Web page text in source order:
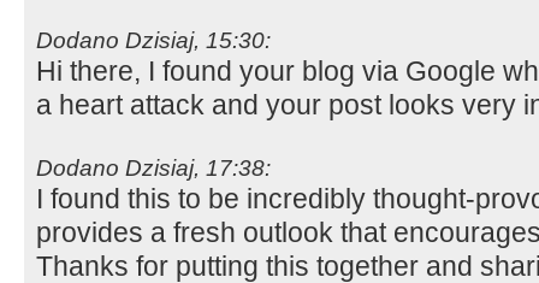
Dodano Dzisiaj, 15:30:
Hi there, I found your blog via Google
a heart attack and your post looks very
Dodano Dzisiaj, 17:38:
I found this to be incredibly thought-
provides a fresh outlook that
Thanks for putting this together and